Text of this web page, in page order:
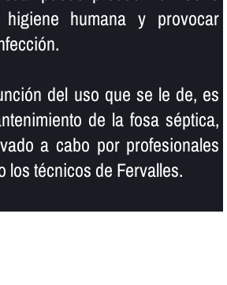
humana y provocar
del uso que se le de, es
de la fosa séptica,
a cabo por profesionales
los técnicos de Fervalles.